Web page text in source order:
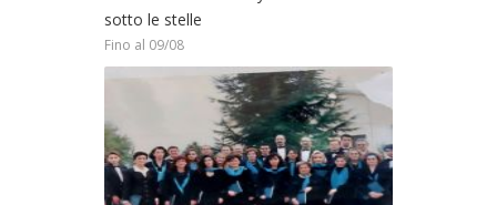
sotto le stelle
Fino al 09/08